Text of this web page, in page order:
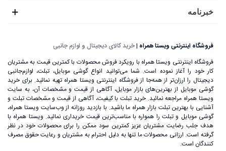
خبرنامه
فروشگاه اینترنتی ویستا همراه |خرید کالای دیجیتال و لوازم جانبی
فروشگاه اینترنتی ویستا همراه با رویکرد فروش محصولات با کمترین قیمت به مشتریان
کار خود را آغاز نموده است. شما می‌توانید انواع گوشی موبایل، تبلت، لوازم‌جانبی
دیجیتال را ارزان‌تر از همه‌جا از فروشگاه اینترنتی ویستا همراه تهیه نمائید. برای خرید
گوشی موبایل از بهترین‌های بازار موبایل، آگاهی از قیمت و مشخصات آن، به ‌سایت
ویستا همراه مراجعه نمائید. خرید تبلت با کیفیت، آگاهی از قیمت و مشخصات تبلت و
آشنایی با بهترین تبلت بازار همراه ما باشید. با بازدید روزانه از وب‌سایت ویستا همراه،
گوشی موبایل و تبلت را همواره با مناسب‌ترین قیمت خریداری نمائید. ویستا همراه با
هدف جلب رضایت مشتریان عزیز کمترین سود ممکن را برای محصولات خود در نظر
گرفته است. ارزانی محصولات ما تنها به دلیل احترام به مشتریان و رعایت حقوق مصرف
کنندگان است.